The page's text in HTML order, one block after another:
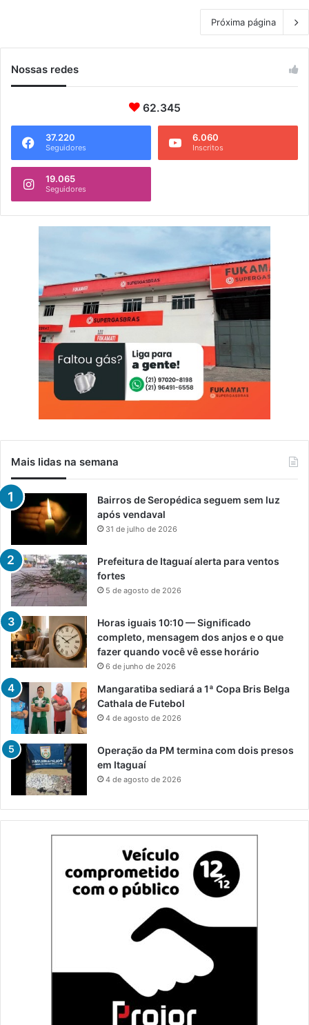
Próxima página
Nossas redes
62.345
37.220
Seguidores
6.060
Inscritos
19.065
Seguidores
Mais lidas na semana
Bairros de Seropédica seguem sem luz
após vendaval
31 de julho de 2026
Prefeitura de Itaguaí alerta para ventos
fortes
5 de agosto de 2026
Horas iguais 10:10 — Significado
completo, mensagem dos anjos e o que
fazer quando você vê esse horário
6 de junho de 2026
Mangaratiba sediará a 1ª Copa Bris Belga
Cathala de Futebol
4 de agosto de 2026
Operação da PM termina com dois presos
em Itaguaí
4 de agosto de 2026